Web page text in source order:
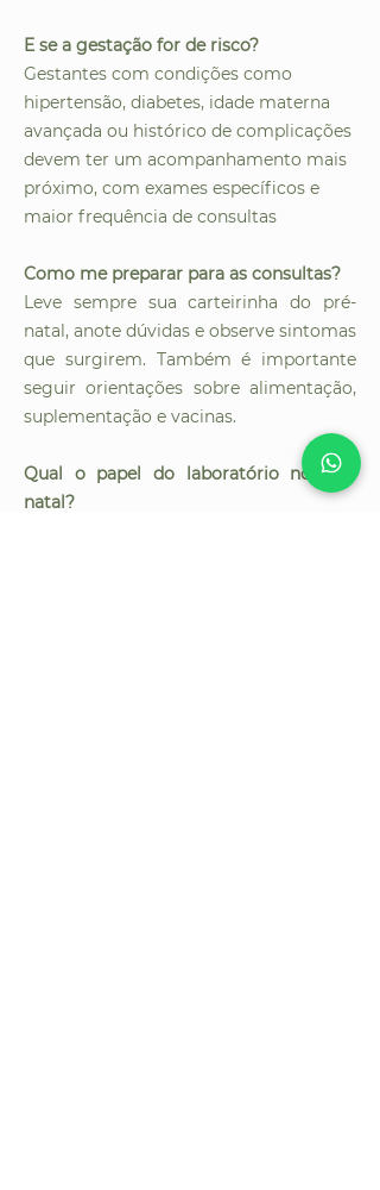
E se a gestação for de risco?
Gestantes com condições como
hipertensão, diabetes, idade materna
avançada ou histórico de complicações
devem ter um acompanhamento mais
próximo, com exames específicos e
maior frequência de consultas
Como me preparar para as consultas?
Leve sempre sua carteirinha do pré-
natal, anote dúvidas e observe sintomas
que surgirem. Também é importante
seguir orientações sobre alimentação,
suplementação e vacinas.
Qual o papel do laboratório no pré-
natal?